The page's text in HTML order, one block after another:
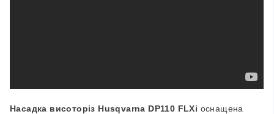
Насадка висоторіз Husqvarna DP110 FLXi оснащена